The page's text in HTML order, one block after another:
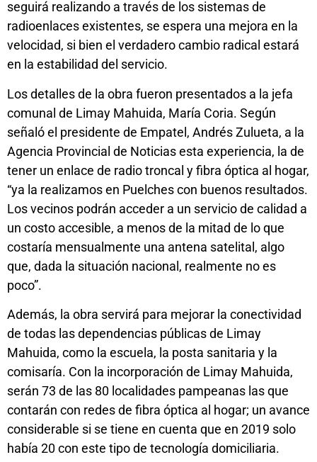
seguirá realizando a través de los sistemas de
radioenlaces existentes, se espera una mejora en la
velocidad, si bien el verdadero cambio radical estará
en la estabilidad del servicio.
Los detalles de la obra fueron presentados a la jefa
comunal de Limay Mahuida, María Coria. Según
señaló el presidente de Empatel, Andrés Zulueta, a la
Agencia Provincial de Noticias esta experiencia, la de
tener un enlace de radio troncal y fibra óptica al hogar,
“ya la realizamos en Puelches con buenos resultados.
Los vecinos podrán acceder a un servicio de calidad a
un costo accesible, a menos de la mitad de lo que
costaría mensualmente una antena satelital, algo
que, dada la situación nacional, realmente no es
poco”.
Además, la obra servirá para mejorar la conectividad
de todas las dependencias públicas de Limay
Mahuida, como la escuela, la posta sanitaria y la
comisaría. Con la incorporación de Limay Mahuida,
serán 73 de las 80 localidades pampeanas las que
contarán con redes de fibra óptica al hogar; un avance
considerable si se tiene en cuenta que en 2019 solo
había 20 con este tipo de tecnología domiciliaria.